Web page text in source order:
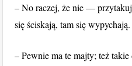
– No raczej, że nie —
się ściskają, tam się
– Pewnie ma te majty; też